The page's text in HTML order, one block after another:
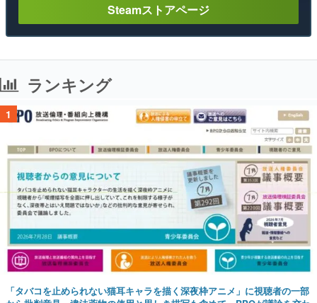
Steamストアページ
ランキング
1
「タバコを止められない猫耳キャラを描く深夜枠アニメ」に視聴者の一部